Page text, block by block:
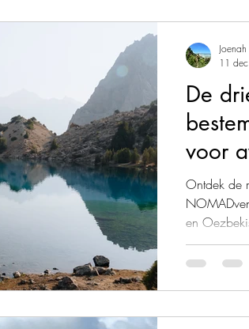
De
voor
Ontdek de
en
niveau!
11